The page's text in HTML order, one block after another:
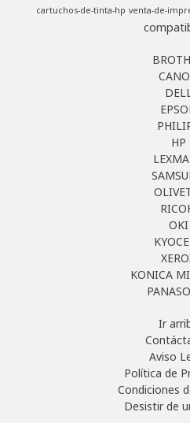
cartuchos-de-tinta-hp venta-de-
HP
OKI
KONICA
Ir
Aviso
Política de
Condiciones
Desistir de